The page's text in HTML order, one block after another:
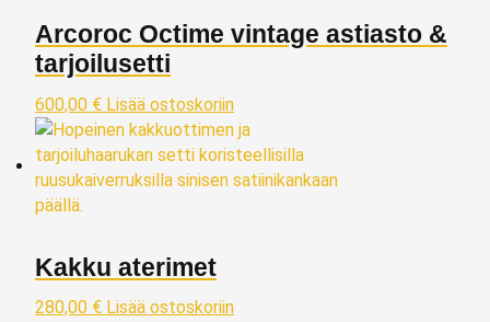
Arcoroc Octime vintage astiasto &
tarjoilusetti
600,00 € Lisää ostoskoriin
Kakku aterimet
280,00 € Lisää ostoskoriin